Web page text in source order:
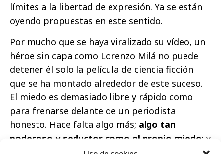
límites a la libertad de expresión. Ya se están
oyendo propuestas en este sentido.
Por mucho que se haya viralizado su vídeo, un
héroe sin capa como Lorenzo Milá no puede
detener él solo la película de ciencia ficción
que se ha montado alrededor de este suceso.
El miedo es demasiado libre y rápido como
para frenarse delante de un periodista
honesto. Hace falta algo más; algo tan
poderoso y seductor como el propio miedo; y